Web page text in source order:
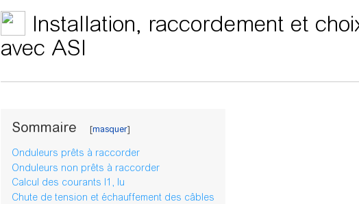
Installation, raccordement et
avec ASI
Sommaire
Onduleurs prêts à raccorder
Onduleurs non prêts à raccorder
Calcul des courants I1, Iu
Chute de tension et échauffement des câbles